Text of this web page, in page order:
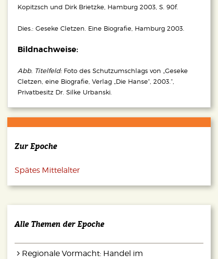
Kopitzsch und Dirk Brietzke, Hamburg 2003, S. 90f.
Dies.: Geseke Cletzen. Eine Biografie, Hamburg 2003.
Bildnachweise:
Abb. Titelfeld: Foto des Schutzumschlags von „Geseke
Cletzen, eine Biografie, Verlag „Die Hanse“, 2003.“,
Privatbesitz Dr. Silke Urbanski.
Zur Epoche
Spätes Mittelalter
Alle Themen der Epoche
Regionale Vormacht: Handel im